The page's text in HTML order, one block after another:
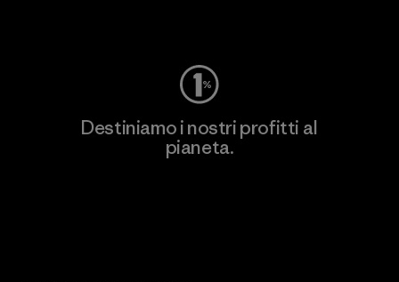
Destiniamo i nostri profitti al
pianeta.